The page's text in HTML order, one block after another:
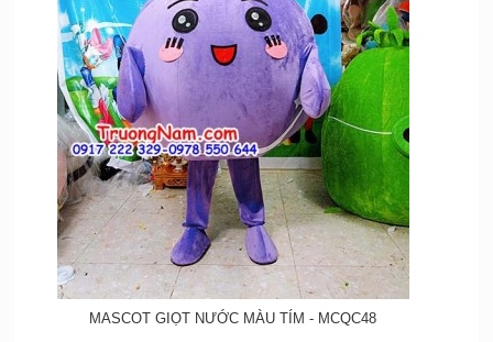
MASCOT GIỌT NƯỚC MÀU TÍM - MCQC48